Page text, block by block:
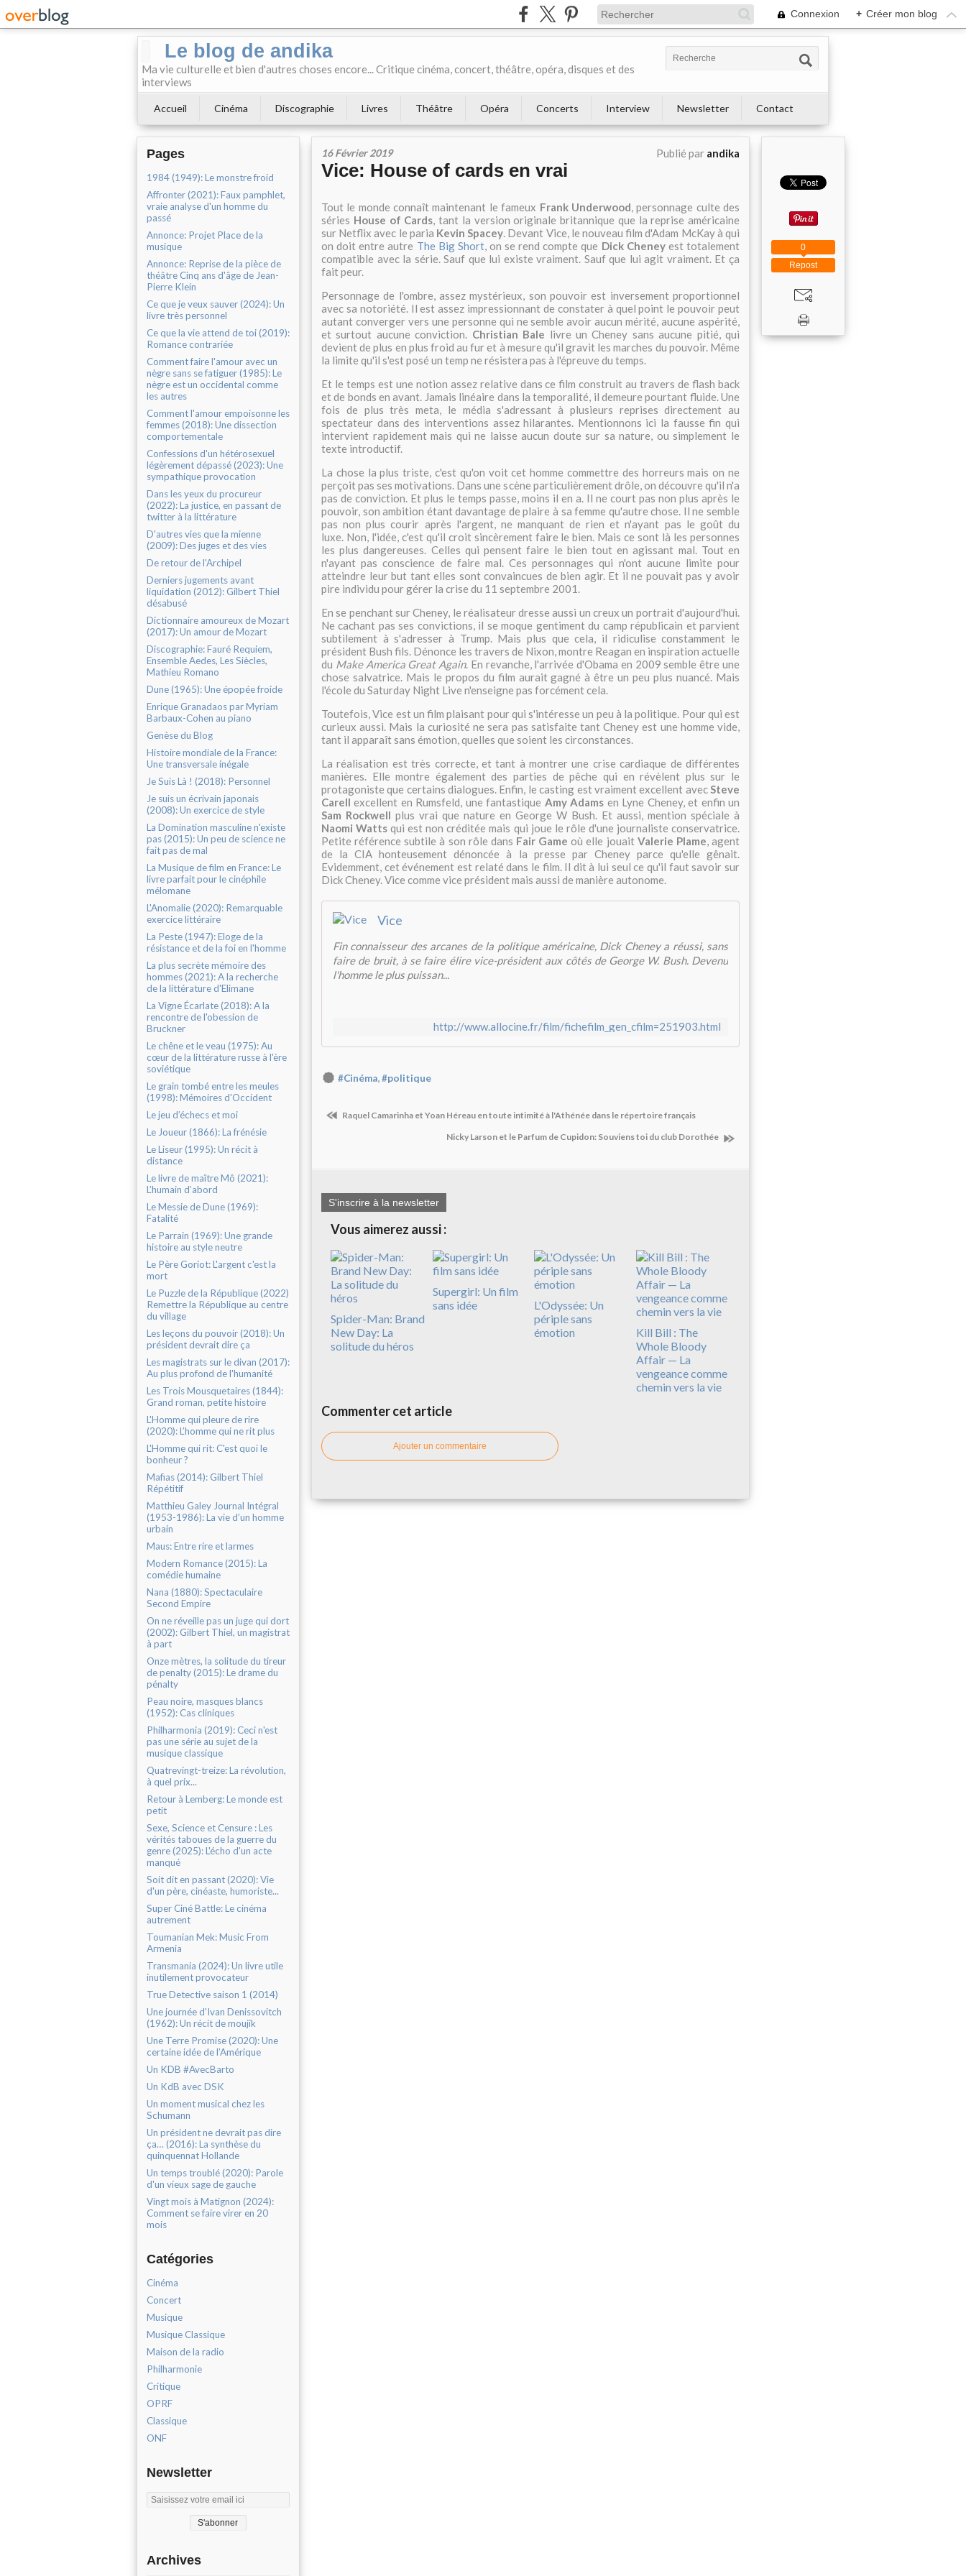
Connexion + Créer mon blog
Le blog de andika
Ma vie culturelle et bien d'autres choses encore... Critique cinéma, concert, théâtre, opéra, disques et des
interviews
Accueil Cinéma Discographie Livres Théâtre Opéra Concerts Interview Newsletter Contact
Pages
1984 (1949): Le monstre froid
Affronter (2021): Faux pamphlet,
vraie analyse d'un homme du
passé
Annonce: Projet Place de la
musique
Annonce: Reprise de la pièce de
théâtre Cinq ans d'âge de Jean-
Pierre Klein
Ce que je veux sauver (2024): Un
livre très personnel
Ce que la vie attend de toi (2019):
Romance contrariée
Comment faire l'amour avec un
nègre sans se fatiguer (1985): Le
nègre est un occidental comme
les autres
Comment l'amour empoisonne les
femmes (2018): Une dissection
comportementale
Confessions d'un hétérosexuel
légèrement dépassé (2023): Une
sympathique provocation
Dans les yeux du procureur
(2022): La justice, en passant de
twitter à la littérature
D'autres vies que la mienne
(2009): Des juges et des vies
De retour de l'Archipel
Derniers jugements avant
liquidation (2012): Gilbert Thiel
désabusé
Dictionnaire amoureux de Mozart
(2017): Un amour de Mozart
Discographie: Fauré Requiem,
Ensemble Aedes, Les Siècles,
Mathieu Romano
Dune (1965): Une épopée froide
Enrique Granadaos par Myriam
Barbaux-Cohen au piano
Genèse du Blog
Histoire mondiale de la France:
Une transversale inégale
Je Suis Là ! (2018): Personnel
Je suis un écrivain japonais
(2008): Un exercice de style
La Domination masculine n'existe
pas (2015): Un peu de science ne
fait pas de mal
La Musique de film en France: Le
livre parfait pour le cinéphile
mélomane
L'Anomalie (2020): Remarquable
exercice littéraire
La Peste (1947): Eloge de la
résistance et de la foi en l'homme
La plus secrète mémoire des
hommes (2021): A la recherche
de la littérature d'Elimane
La Vigne Écarlate (2018): A la
rencontre de l'obession de
Bruckner
Le chêne et le veau (1975): Au
cœur de la littérature russe à l'ère
soviétique
Le grain tombé entre les meules
(1998): Mémoires d'Occident
Le jeu d’échecs et moi
Le Joueur (1866): La frénésie
Le Liseur (1995): Un récit à
distance
Le livre de maître Mô (2021):
L’humain d’abord
Le Messie de Dune (1969):
Fatalité
Le Parrain (1969): Une grande
histoire au style neutre
Le Père Goriot: L'argent c'est la
mort
Le Puzzle de la République (2022)
Remettre la République au centre
du village
Les leçons du pouvoir (2018): Un
président devrait dire ça
Les magistrats sur le divan (2017):
Au plus profond de l'humanité
Les Trois Mousquetaires (1844):
Grand roman, petite histoire
L'Homme qui pleure de rire
(2020): L’homme qui ne rit plus
L'Homme qui rit: C'est quoi le
bonheur ?
Mafias (2014): Gilbert Thiel
Répétitif
Matthieu Galey Journal Intégral
(1953-1986): La vie d’un homme
urbain
Maus: Entre rire et larmes
Modern Romance (2015): La
comédie humaine
Nana (1880): Spectaculaire
Second Empire
On ne réveille pas un juge qui dort
(2002): Gilbert Thiel, un magistrat
à part
Onze mètres, la solitude du tireur
de penalty (2015): Le drame du
pénalty
Peau noire, masques blancs
(1952): Cas cliniques
Philharmonia (2019): Ceci n'est
pas une série au sujet de la
musique classique
Quatrevingt-treize: La révolution,
à quel prix...
Retour à Lemberg: Le monde est
petit
Sexe, Science et Censure : Les
vérités taboues de la guerre du
genre (2025): L'écho d'un acte
manqué
Soit dit en passant (2020): Vie
d'un père, cinéaste, humoriste...
Super Ciné Battle: Le cinéma
autrement
Toumanian Mek: Music From
Armenia
Transmania (2024): Un livre utile
inutilement provocateur
True Detective saison 1 (2014)
Une journée d'Ivan Denissovitch
(1962): Un récit de moujik
Une Terre Promise (2020): Une
certaine idée de l’Amérique
Un KDB #AvecBarto
Un KdB avec DSK
Un moment musical chez les
Schumann
Un président ne devrait pas dire
ça… (2016): La synthèse du
quinquennat Hollande
Un temps troublé (2020): Parole
d'un vieux sage de gauche
Vingt mois à Matignon (2024):
Comment se faire virer en 20
mois
Catégories
Cinéma
Concert
Musique
Musique Classique
Maison de la radio
Philharmonie
Critique
OPRF
Classique
ONF
Newsletter
Archives
16 Février 2019 Publié par andika
Vice: House of cards en vrai
Tout le monde connaît maintenant le fameux Frank Underwood, personnage culte des
séries House of Cards, tant la version originale britannique que la reprise américaine
sur Netflix avec le paria Kevin Spacey. Devant Vice, le nouveau film d'Adam McKay à qui
on doit entre autre The Big Short, on se rend compte que Dick Cheneyest totalement
compatible avec la série. Sauf que lui existe vraiment. Sauf que lui agit vraiment. Et ça
fait peur.
Personnage de l'ombre, assez mystérieux, son pouvoir est inversement proportionnel
avec sa notoriété. Il est assez impressionnant de constater à quel point le pouvoir peut
autant converger vers une personne qui ne semble avoir aucun mérité, aucune aspérité,
et surtout aucune conviction. Christian Bale livre un Cheney sans aucune pitié, qui
devient de plus en plus froid au fur et à mesure qu'il gravit les marches du pouvoir. Même
la limite qu'il s'est posé un temp ne résistera pas à l'épreuve du temps.
Et le temps est une notion assez relative dans ce film construit au travers de flash back
et de bonds en avant. Jamais linéaire dans la temporalité, il demeure pourtant fluide. Une
fois de plus très meta, le média s'adressant à plusieurs reprises directement au
spectateur dans des interventions assez hilarantes. Mentionnons ici la fausse fin qui
intervient rapidement mais qui ne laisse aucun doute sur sa nature, ou simplement le
texte introductif.
La chose la plus triste, c'est qu'on voit cet homme commettre des horreurs mais on ne
perçoit pas ses motivations. Dans une scène particulièrement drôle, on découvre qu'il n'a
pas de conviction. Et plus le temps passe, moins il en a. Il ne court pas non plus après le
pouvoir, son ambition étant davantage de plaire à sa femme qu'autre chose. Il ne semble
pas non plus courir après l'argent, ne manquant de rien et n'ayant pas le goût du
luxe. Non, l'idée, c'est qu'il croit sincèrement faire le bien. Mais ce sont là les personnes
les plus dangereuses. Celles qui pensent faire le bien tout en agissant mal. Tout en
n'ayant pas conscience de faire mal. Ces personnages qui n'ont aucune limite pour
atteindre leur but tant elles sont convaincues de bien agir. Et il ne pouvait pas y avoir
pire individu pour gérer la crise du 11 septembre 2001.
En se penchant sur Cheney, le réalisateur dresse aussi un creux un portrait d'aujourd'hui.
Ne cachant pas ses convictions, il se moque gentiment du camp républicain et parvient
subtilement à s'adresser à Trump. Mais plus que cela, il ridiculise constamment le
président Bush fils. Dénonce les travers de Nixon, montre Reagan en inspiration actuelle
du Make America Great Again. En revanche, l'arrivée d'Obama en 2009 semble être une
chose salvatrice. Mais le propos du film aurait gagné à être un peu plus nuancé. Mais
l'école du Saturday Night Live n'enseigne pas forcément cela.
Toutefois, Vice est un film plaisant pour qui s'intéresse un peu à la politique. Pour qui est
curieux aussi. Mais la curiosité ne sera pas satisfaite tant Cheney est une homme vide,
tant il apparaît sans émotion, quelles que soient les circonstances.
La réalisation est très correcte, et tant à montrer une crise cardiaque de différentes
manières. Elle montre également des parties de pêche qui en révèlent plus sur le
protagoniste que certains dialogues. Enfin, le casting est vraiment excellent avecSteve
Carell excellent en Rumsfeld, une fantastique Amy Adams en Lyne Cheney, et enfin un
Sam Rockwell plus vrai que nature en George W Bush. Et aussi, mention spéciale à
Naomi Watts qui est non créditée mais qui joue le rôle d'une journaliste conservatrice.
Petite référence subtile à son rôle dans Fair Game où elle jouait Valerie Plame, agent
de la CIA honteusement dénoncée à la presse par Cheney parce qu'elle gênait.
Evidemment, cet événement est relaté dans le film. Il dit à lui seul ce qu'il faut savoir sur
Dick Cheney. Vice comme vice président mais aussi de manière autonome.
Vice
Fin connaisseur des arcanes de la politique américaine, Dick Cheney a réussi, sans
faire de bruit, à se faire élire vice-président aux côtés de George W. Bush. Devenu
l'homme le plus puissan...
http://www.allocine.fr/film/fichefilm_gen_cfilm=251903.html
#Cinéma,#politique
Raquel Camarinha et Yoan Héreau en toute intimité à l'Athénée dans le répertoire français
Nicky Larson et le Parfum de Cupidon: Souviens toi du club Dorothée
S'inscrire à la newsletter
Vous aimerez aussi :
Spider-Man: Brand
New Day: La
solitude du héros
Supergirl: Un film
sans idée
L'Odyssée: Un
périple sans
émotion
Kill Bill : The
Whole Bloody
Affair — La
vengeance comme
chemin vers la vie
Commenter cet article
Ajouter un commentaire
Repost
0